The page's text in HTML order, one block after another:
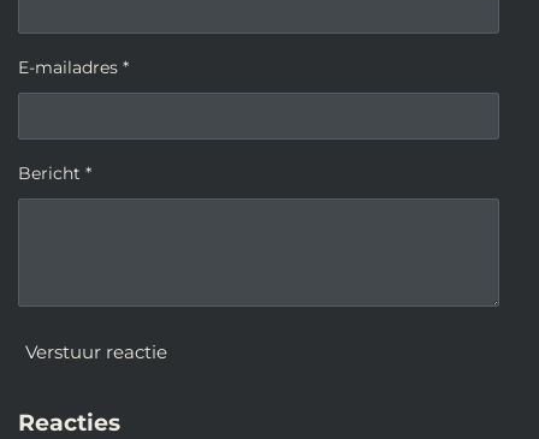
E-mailadres *
Bericht *
Verstuur reactie
Reacties